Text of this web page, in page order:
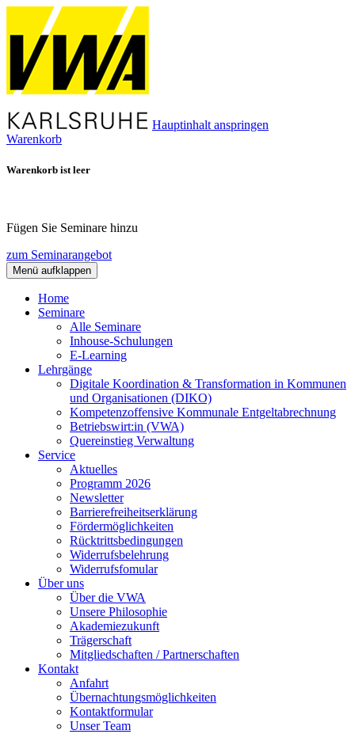
Hauptinhalt anspringen
Warenkorb
Warenkorb ist leer
Fügen Sie Seminare hinzu
zum Seminarangebot
Menü aufklappen
Home
Seminare
Alle Seminare
Inhouse-Schulungen
E-Learning
Lehrgänge
Digitale Koordination & Transformation in Kommunen
und Organisationen (DIKO)
Kompetenzoffensive Kommunale Entgeltabrechnung
Betriebswirt:in (VWA)
Quereinstieg Verwaltung
Service
Aktuelles
Programm 2026
Newsletter
Barrierefreiheitserklärung
Fördermöglichkeiten
Rücktrittsbedingungen
Widerrufsbelehrung
Widerrufsfomular
Über uns
Über die VWA
Unsere Philosophie
Akademiezukunft
Trägerschaft
Mitgliedschaften / Partnerschaften
Kontakt
Anfahrt
Übernachtungsmöglichkeiten
Kontaktformular
Unser Team